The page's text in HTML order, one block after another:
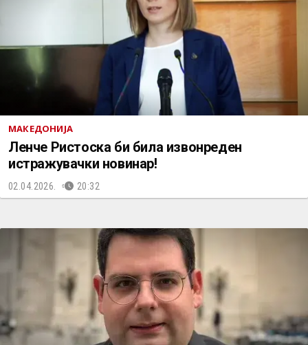
МАКЕДОНИЈА
Ленче Ристоска би била извонреден
истражувачки новинар!
02.04.2026. 20:32